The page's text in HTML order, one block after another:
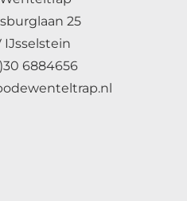
25
IJsselstein
6884656